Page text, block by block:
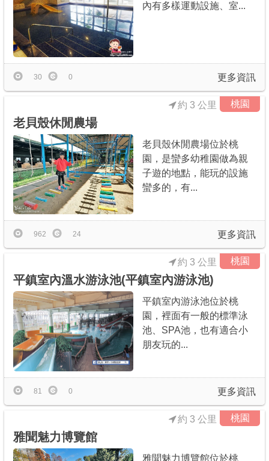
內有多樣運動設施、室...
更多資訊
30 0
桃園
老貝殼休閒農場
約 3 公里
老貝殼休閒農場位於桃
園，是蠻多幼稚園做為親
子遊的地點，能玩的設施
蠻多的，有...
更多資訊
962 24
桃園
平鎮室內溫水游泳池(平鎮室內游泳池)
約 3 公里
平鎮室內游泳池位於桃
園，裡面有一般的標準泳
池、SPA池，也有適合小
朋友玩的...
更多資訊
81 0
桃園
雅聞魅力博覽館
約 3 公里
雅聞魅力博覽館位於桃